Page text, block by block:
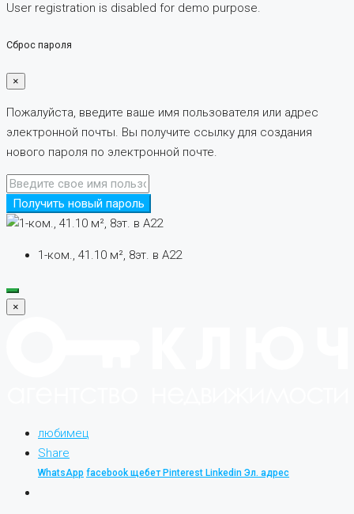
User registration is disabled for demo purpose.
Сброс пароля
×
Пожалуйста, введите ваше имя пользователя или адрес
электронной почты. Вы получите ссылку для создания
нового пароля по электронной почте.
Получить новый пароль
1-ком., 41.10 м², 8эт. в А22
×
любимец
Share
WhatsApp facebook щебетPinterest Linkedin Эл. адрес